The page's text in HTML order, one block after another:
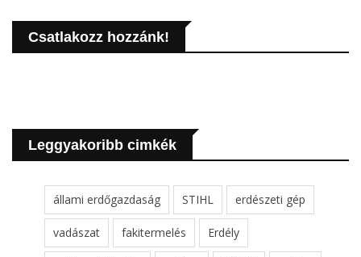
Csatlakozz hozzánk!
Leggyakoribb cimkék
állami erdőgazdaság STIHL erdészeti gép
vadászat fakitermelés Erdély